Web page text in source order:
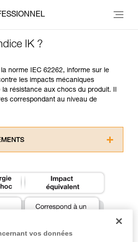
IK ?
la norme IEC 62262, informe sur le
les impacts mécaniques
la résistance aux chocs du produit. Il
correspondant au niveau de
devez avoir compris les
de la notice technique pour
ce complément
votre capacité à refaire
vos données